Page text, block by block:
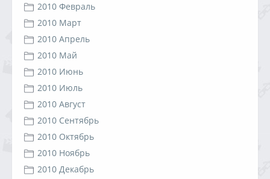
2010 Февраль
2010 Март
2010 Апрель
2010 Май
2010 Июнь
2010 Июль
2010 Август
2010 Сентябрь
2010 Октябрь
2010 Ноябрь
2010 Декабрь